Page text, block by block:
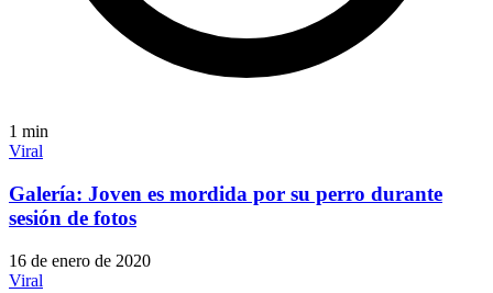
1 min
Viral
Galería: Joven es mordida por su perro durante
sesión de fotos
16 de enero de 2020
Viral